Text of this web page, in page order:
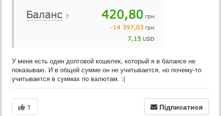
У меня есть один долговой кошелек, который я в балансе не
показываю. И в общей сумме он не учитывается, но почему-то
учитывается в суммах по валютам. :(
1 Підписатися